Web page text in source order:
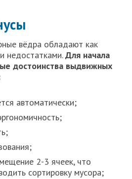
вёдра обладают как
недостатками.Для начала
достоинства выдвижных
автоматически;
2-3 ячеек, что
сортировку мусора;